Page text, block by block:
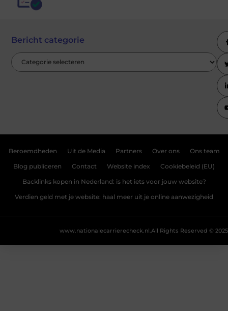
Bericht categorie
Beroemdheden Uit de Media Partners Over ons Ons team
Blog publiceren Contact Website index Cookiebeleid (EU)
Backlinks kopen in Nederland: is het iets voor jouw website?
Verdien geld met je website: haal meer uit je online aanwezigheid
All Rights Reserved © 2025
www.nationalecarrierecheck.nl.